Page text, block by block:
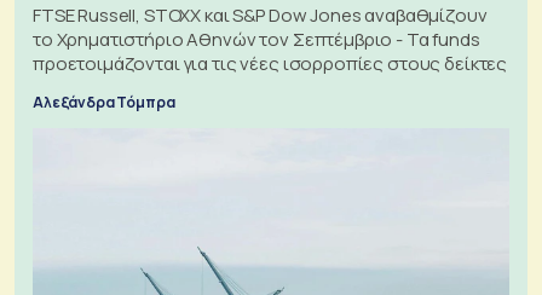
FTSE Russell, STOXX και S&P Dow Jones αναβαθμίζουν
το Χρηματιστήριο Αθηνών τον Σεπτέμβριο - Τα funds
προετοιμάζονται για τις νέες ισορροπίες στους δείκτες
Αλεξάνδρα Τόμπρα